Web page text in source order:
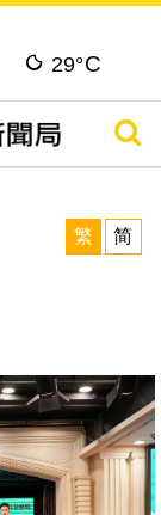
29°C
搜尋
繁
简